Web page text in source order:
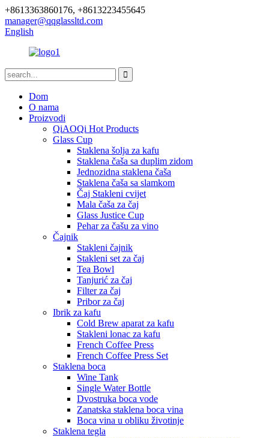
+8613363860176, +8613223455645
manager@qqglassltd.com
English
Dom
O nama
Proizvodi
QiAOQi Hot Products
Glass Cup
Staklena šolja za kafu
Staklena čaša sa duplim zidom
Jednozidna staklena čaša
Staklena čaša sa slamkom
Čaj Stakleni cvijet
Mala čaša za čaj
Glass Justice Cup
Pehar za čašu za vino
Čajnik
Stakleni čajnik
Stakleni set za čaj
Tea Bowl
Tanjurić za čaj
Filter za čaj
Pribor za čaj
Ibrik za kafu
Cold Brew aparat za kafu
Stakleni lonac za kafu
French Coffee Press
French Coffee Press Set
Staklena boca
Wine Tank
Single Water Bottle
Dvostruka boca vode
Zanatska staklena boca vina
Boca vina u obliku životinje
Staklena tegla